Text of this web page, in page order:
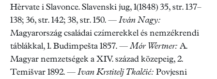
Hèrvate i Slavonce. Slavenski jug, 1(1848) 35, str. 137–
138; 36, str. 142; 38, str. 150. — Iván Nagy:
Magyarország családai czímerekkel és nemzékrendi
táblákkal, 1. Budimpešta 1857. —Mór Wertner: A.
Magyar nemzetségek a XIV. század közepeig, 2.
Temišvar 1892. — Ivan Krstitelj Tkalčić: Povjesni